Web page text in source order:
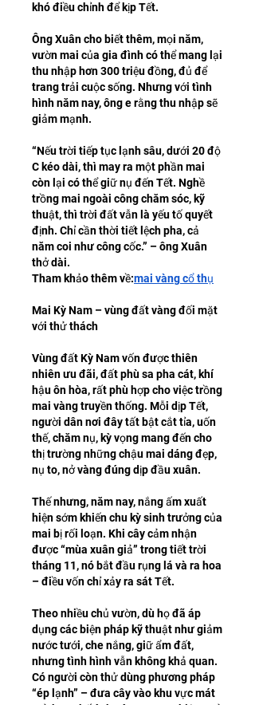
khó điều chỉnh để kịp Tết.
Ông Xuân cho biết thêm, mọi năm,
vườn mai của gia đình có thể mang lại
thu nhập hơn 300 triệu đồng, đủ để
trang trải cuộc sống. Nhưng với tình
hình năm nay, ông e rằng thu nhập sẽ
giảm mạnh.
“Nếu trời tiếp tục lạnh sâu, dưới 20 độ
C kéo dài, thì may ra một phần mai
còn lại có thể giữ nụ đến Tết. Nghề
trồng mai ngoài công chăm sóc, kỹ
thuật, thì trời đất vẫn là yếu tố quyết
định. Chỉ cần thời tiết lệch pha, cả
năm coi như công cốc.” – ông Xuân
thở dài.
Tham khảo thêm về:mai vàng cổ thụ
Mai Kỳ Nam – vùng đất vàng đối mặt
với thử thách
Vùng đất Kỳ Nam vốn được thiên
nhiên ưu đãi, đất phù sa pha cát, khí
hậu ôn hòa, rất phù hợp cho việc trồng
mai vàng truyền thống. Mỗi dịp Tết,
người dân nơi đây tất bật cắt tỉa, uốn
thế, chăm nụ, kỳ vọng mang đến cho
thị trường những chậu mai dáng đẹp,
nụ to, nở vàng đúng dịp đầu xuân.
Thế nhưng, năm nay, nắng ấm xuất
hiện sớm khiến chu kỳ sinh trưởng của
mai bị rối loạn. Khi cây cảm nhận
được “mùa xuân giả” trong tiết trời
tháng 11, nó bắt đầu rụng lá và ra hoa
– điều vốn chỉ xảy ra sát Tết.
Theo nhiều chủ vườn, dù họ đã áp
dụng các biện pháp kỹ thuật như giảm
nước tưới, che nắng, giữ ẩm đất,
nhưng tình hình vẫn không khả quan.
Có người còn thử dùng phương pháp
“ép lạnh” – đưa cây vào khu vực mát